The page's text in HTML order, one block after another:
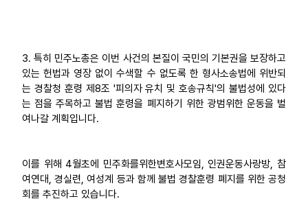
3. 특히 민주노총은 이번 사건의 본질이 국민의 기본권을 보장하고
있는 헌법과 영장 없이 수색할 수 없도록 한 형사소송법에 위반되
는 경찰청 훈령 제8조 '피의자 유치 및 호송규칙'의 불법성에 있다
는 점을 주목하고 불법 훈령을 폐지하기 위한 광범위한 운동을 벌
여나갈 계획입니다.
이를 위해 4월초에 민주화를위한변호사모임, 인권운동사랑방, 참
여연대, 경실련, 여성계 등과 함께 불법 경찰훈령 폐지를 위한 공청
회를 추진하고 있습니다.